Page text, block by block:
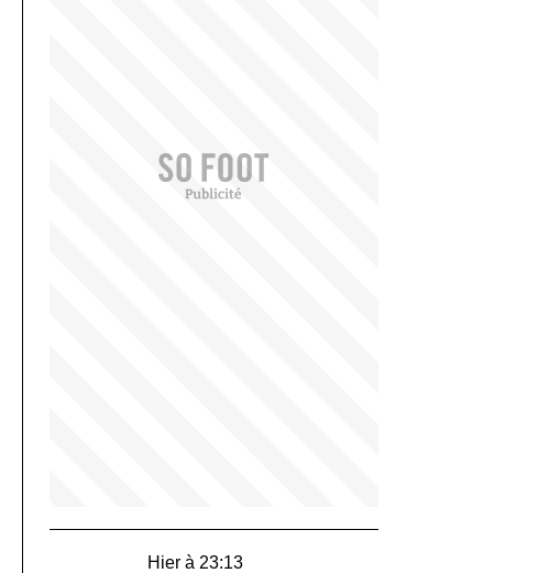
Hier à 23:13